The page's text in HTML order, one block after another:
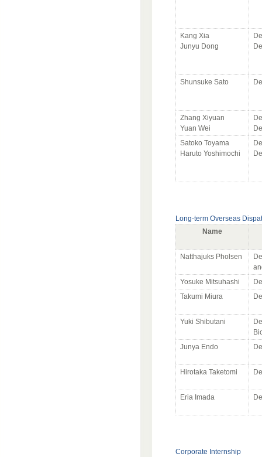
Kang Xia
Junyu Dong
Shunsuke Sato
Zhang Xiyuan
Yuan Wei
Satoko Toyama
Haruto Yoshimochi
Long-term Overseas
Name
Natthajuks Pholsen
Yosuke Mitsuhashi
Takumi Miura
Yuki Shibutani
Junya Endo
Hirotaka Taketomi
Eria Imada
Corporate Internship